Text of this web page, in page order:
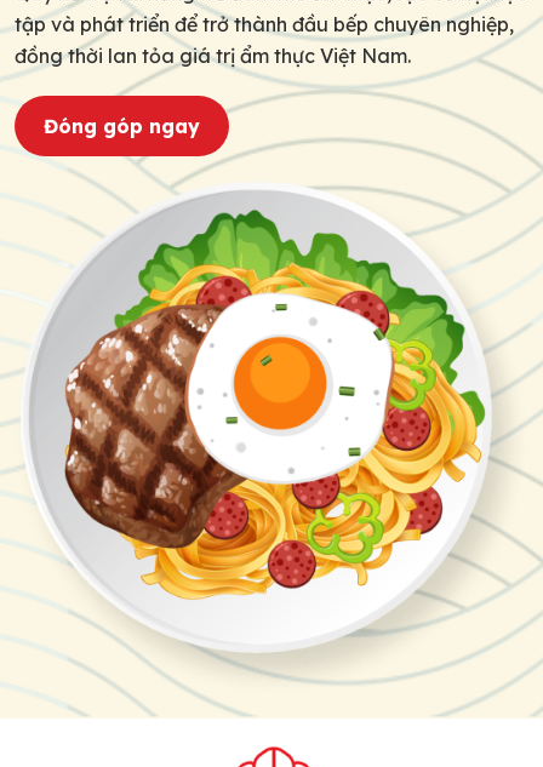
tập và phát triển để trở thành đầu bếp chuyên nghiệp,
đồng thời lan tỏa giá trị ẩm thực Việt Nam.
Đóng góp ngay